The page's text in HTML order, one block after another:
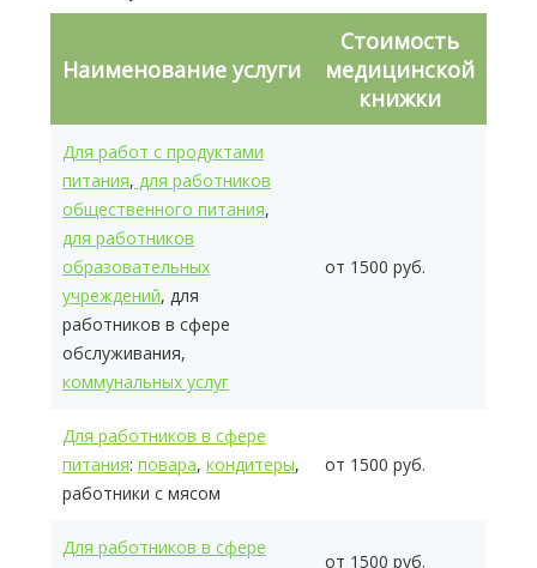
Наименование услуги
Стоимость
медицинской
книжки
Для работ с продуктами
питания, для работников
общественного питания,
для работников
образовательных
учреждений, для
работников в сфере
обслуживания,
коммунальных услуг
от 1500 руб.
Для работников в сфере
питания: повара, кондитеры,
работники с мясом
от 1500 руб.
Для работников в сфере
от 1500 руб.